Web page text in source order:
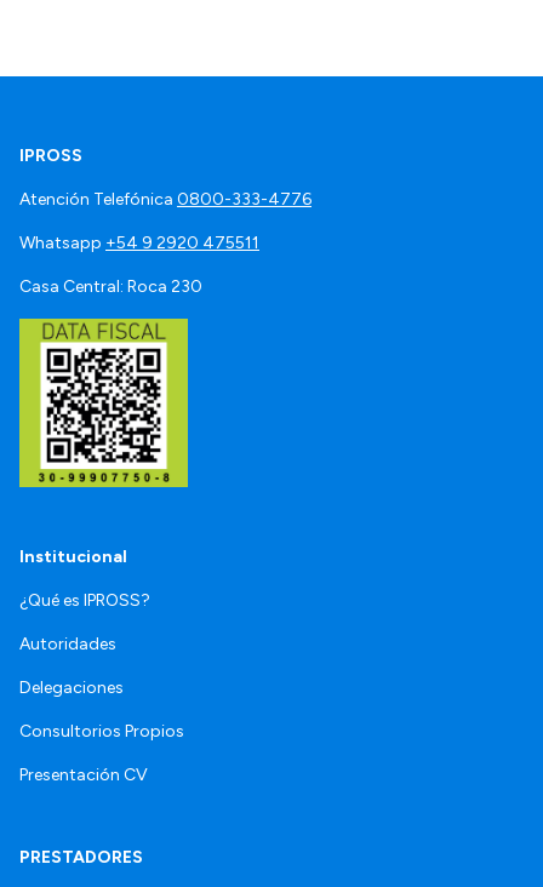
IPROSS
Atención Telefónica 0800-333-4776
Whatsapp +54 9 2920 475511
Casa Central: Roca 230
Institucional
¿Qué es IPROSS?
Autoridades
Delegaciones
Consultorios Propios
Presentación CV
PRESTADORES